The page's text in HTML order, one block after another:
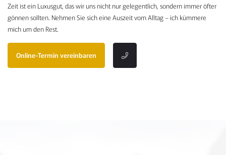
Zeit ist ein Luxusgut, das wir uns nicht nur gelegentlich, sondern immer öfter
gönnen sollten. Nehmen Sie sich eine Auszeit vom Alltag – ich kümmere
mich um den Rest.
Online-Termin vereinbaren